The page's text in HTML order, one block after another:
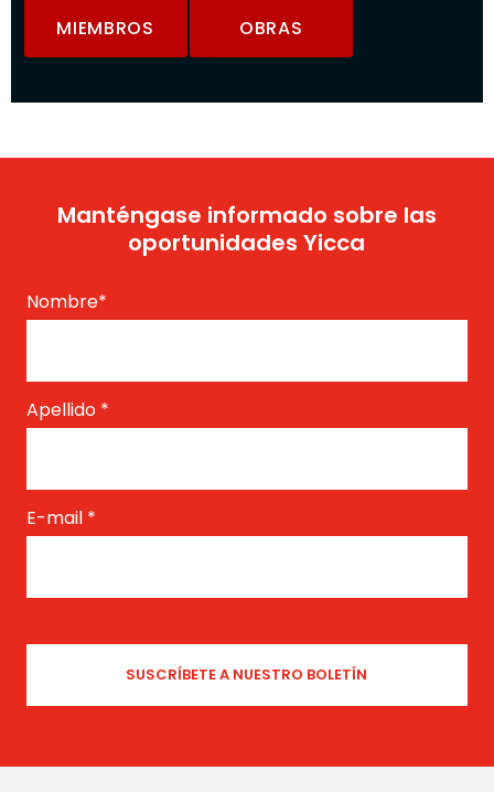
MIEMBROS OBRAS
Manténgase informado sobre las
oportunidades Yicca
Nombre*
Apellido *
E-mail *